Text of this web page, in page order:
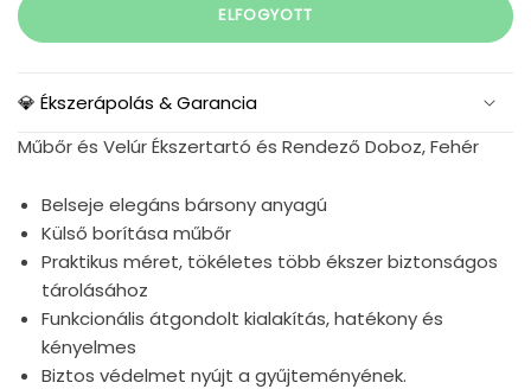
ELFOGYOTT
💎 Ékszerápolás & Garancia
Műbőr és Velúr Ékszertartó és Rendező Doboz, Fehér
Belseje elegáns bársony anyagú
Külső borítása műbőr
Praktikus méret, tökéletes több ékszer biztonságos
tárolásához
Funkcionális átgondolt kialakítás, hatékony és
kényelmes
Biztos védelmet nyújt a gyűjteményének.